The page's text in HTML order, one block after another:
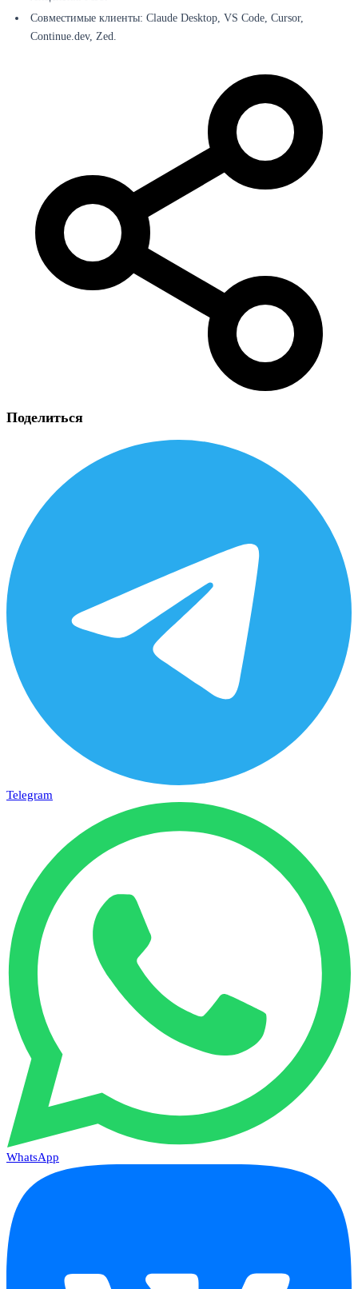
Совместимые клиенты: Claude Desktop, VS Code, Cursor,
Continue.dev, Zed.
Поделиться
Telegram
WhatsApp